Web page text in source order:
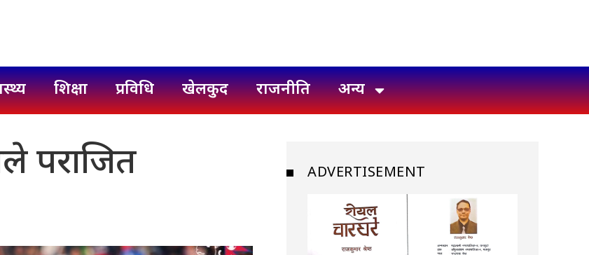
शिक्षा प्रविधि खेलकुद राजनीति अन्य
पराजित ADVERTISEMENT